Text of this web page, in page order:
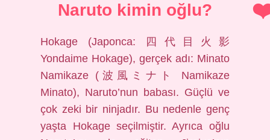
Naruto kimin oğlu?
Hokage (Japonca: 四代目火影
Yondaime Hokage), gerçek adı: Minato
Namikaze (波風ミナト Namikaze
Minato), Naruto’nun babası. Güçlü ve
çok zeki bir ninjadır. Bu nedenle genç
yaşta Hokage seçilmiştir. Ayrıca oğlu